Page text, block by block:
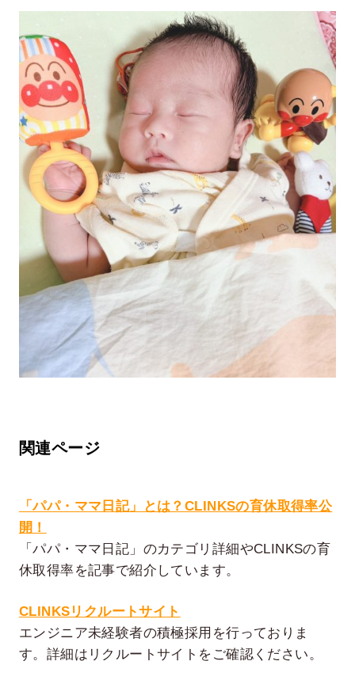
関連ページ
「パパ・ママ日記」とは？CLINKSの育休取得率公
開！
「パパ・ママ日記」のカテゴリ詳細やCLINKSの育
休取得率を記事で紹介しています。
CLINKSリクルートサイト
エンジニア未経験者の積極採用を行っておりま
す。詳細はリクルートサイトをご確認ください。